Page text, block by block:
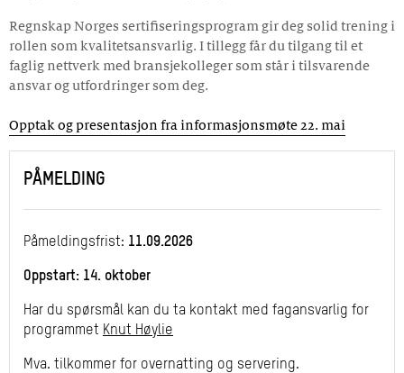
Regnskap Norges sertifiseringsprogram gir deg solid trening i
rollen som kvalitetsansvarlig. I tillegg får du tilgang til et
faglig nettverk med bransjekolleger som står i tilsvarende
ansvar og utfordringer som deg.
Opptak og presentasjon fra informasjonsmøte 22. mai
PÅMELDING
Påmeldingsfrist: 11.09.2026
Oppstart: 14. oktober
Har du spørsmål kan du ta kontakt med fagansvarlig for
programmet Knut Høylie
Mva. tilkommer for overnatting og servering.